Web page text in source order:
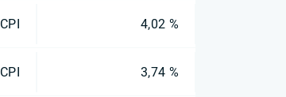
CPI 4,02 %
CPI 3,74 %